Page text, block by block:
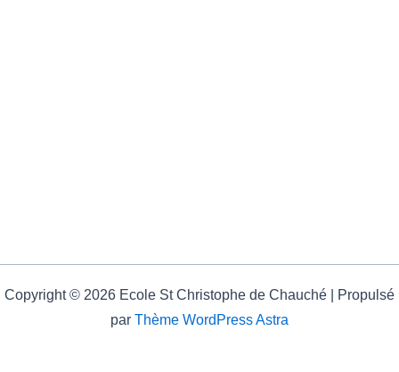
Copyright © 2026 Ecole St Christophe de Chauché | Propulsé
par Thème WordPress Astra